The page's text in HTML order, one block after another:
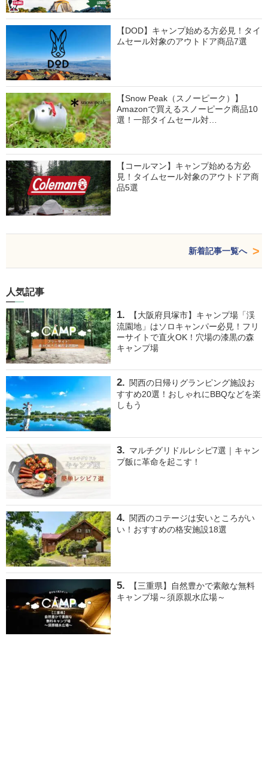
【DOD】キャンプ始める方必見！タイ
ムセール対象のアウトドア商品7選
【Snow Peak（スノーピーク）】
Amazonで買えるスノーピーク商品10
選！一部タイムセール対…
【コールマン】キャンプ始める方必
見！タイムセール対象のアウトドア商
品5選
新着記事一覧へ
人気記事
【大阪府貝塚市】キャンプ場「渓
流園地」はソロキャンパー必見！フリ
ーサイトで直火OK！穴場の漆黒の森
キャンプ場
関西の日帰りグランピング施設お
すすめ20選！おしゃれにBBQなどを楽
しもう
マルチグリドルレシピ7選｜キャン
プ飯に革命を起こす！
関西のコテージは安いところがい
い！おすすめの格安施設18選
【三重県】自然豊かで素敵な無料
キャンプ場～須原親水広場～